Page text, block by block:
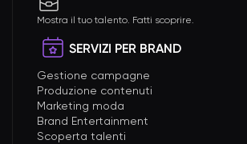
Mostra il tuo talento. Fatti scoprire.
SERVIZI PER BRAND
Gestione campagne
Produzione contenuti
Marketing moda
Brand Entertainment
Scoperta talenti